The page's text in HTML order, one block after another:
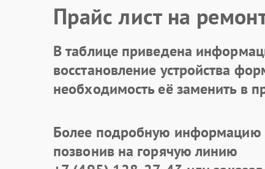
Прайс лист на
В таблице приведена
восстановление устройства
необходимость её заменить в
Более подробную информацию
позвонив на горячую линию